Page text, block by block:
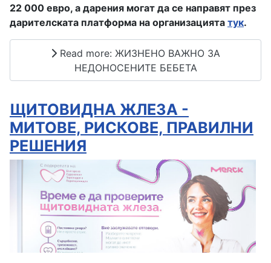
22 000 евро, а дарения могат да се направят през
дарителската платформа на организацията тук.
Read more: ЖИЗНЕНО ВАЖНО ЗА
НЕДОНОСЕНИТЕ БЕБЕТА
ЩИТОВИДНА ЖЛЕЗА -
МИТОВЕ, РИСКОВЕ, ПРАВИЛНИ
РЕШЕНИЯ